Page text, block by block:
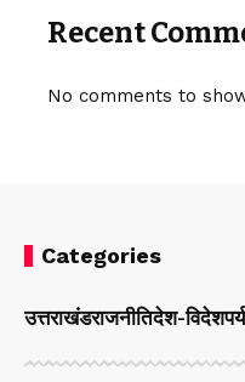
Recent
No comments to
Categories
उत्तराखंडराजनीतिदेश-विदेश